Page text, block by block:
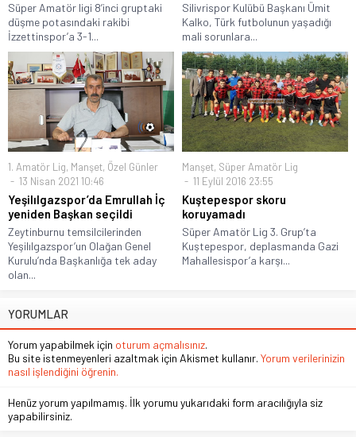
Süper Amatör ligi 8’inci gruptaki
düşme potasındaki rakibi
İzzettinspor’a 3-1...
Silivrispor Kulübü Başkanı Ümit
Kalko, Türk futbolunun yaşadığı
mali sorunlara...
1. Amatör Lig, Manşet, Özel Günler
13 Nisan 2021 10:46
Yeşilılgazspor’da Emrullah İç
yeniden Başkan seçildi
Zeytinburnu temsilcilerinden
Yeşilılgazspor’un Olağan Genel
Kurulu’nda Başkanlığa tek aday
olan...
Manşet, Süper Amatör Lig
11 Eylül 2016 23:55
Kuştepespor skoru
koruyamadı
Süper Amatör Lig 3. Grup’ta
Kuştepespor, deplasmanda Gazi
Mahallesispor’a karşı...
YORUMLAR
Yorum yapabilmek için oturum açmalısınız.
Bu site istenmeyenleri azaltmak için Akismet kullanır. Yorum verilerinizin
nasıl işlendiğini öğrenin.
Henüz yorum yapılmamış. İlk yorumu yukarıdaki form aracılığıyla siz
yapabilirsiniz.